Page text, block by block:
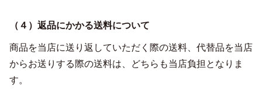
（４）返品にかかる送料について
商品を当店に送り返していただく際の送料、代替品を当店
からお送りする際の送料は、どちらも当店負担となりま
す。